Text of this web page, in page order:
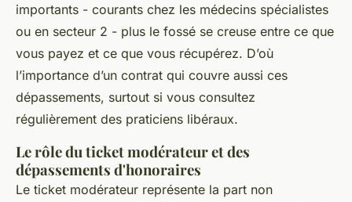
importants - courants chez les médecins spécialistes
ou en secteur 2 - plus le fossé se creuse entre ce que
vous payez et ce que vous récupérez. D’où
l’importance d’un contrat qui couvre aussi ces
dépassements, surtout si vous consultez
régulièrement des praticiens libéraux.
Le rôle du ticket modérateur et des
dépassements d'honoraires
Le ticket modérateur représente la part non